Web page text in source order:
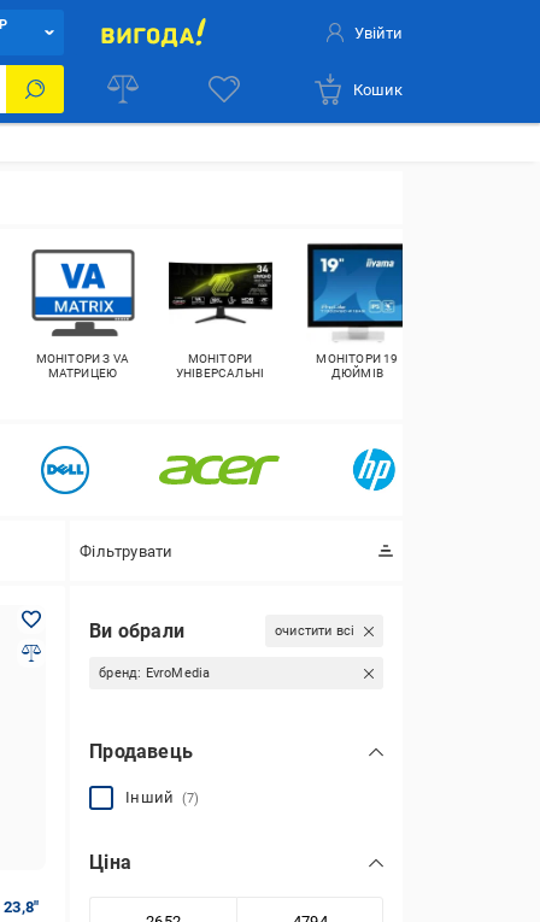
Увійти
Кошик
МОНІТОРИ З VA
МАТРИЦЕЮ
МОНІТОРИ
УНІВЕРСАЛЬНІ
МОНІТОРИ 19
ДЮЙМІВ
Фільтрувати
Ви обрали очистити всі
бренд: EvroMedia
Продавець
Інший (7)
Ціна